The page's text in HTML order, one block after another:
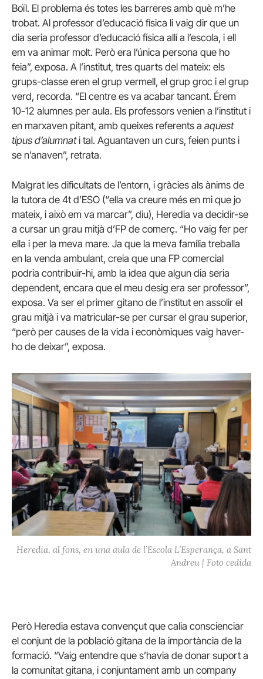
Boïl. El problema és totes les barreres amb què m’he
trobat. Al professor d’educació física li vaig dir que un
dia seria professor d’educació física allí a l’escola, i ell
em va animar molt. Però era l’única persona que ho
feia”, exposa. A l’institut, tres quarts del mateix: els
grups-classe eren el grup vermell, el grup groc i el grup
verd, recorda. “El centre es va acabar tancant. Érem
10-12 alumnes per aula. Els professors venien a l’institut i
en marxaven pitant, amb queixes referents a aquest
tipus d’alumnati tal. Aguantaven un curs, feien punts i
se n’anaven”, retrata.
Malgrat les dificultats de l’entorn, i gràcies als ànims de
la tutora de 4t d’ESO (“ella va creure més en mi que jo
mateix, i això em va marcar”, diu), Heredia va decidir-se
a cursar un grau mitjà d’FP de comerç. “Ho vaig fer per
ella i per la meva mare. Ja que la meva família treballa
en la venda ambulant, creia que una FP comercial
podria contribuir-hi, amb la idea que algun dia seria
dependent, encara que el meu desig era ser professor”,
exposa. Va ser el primer gitano de l’institut en assolir el
grau mitjà i va matricular-se per cursar el grau superior,
“però per causes de la vida i econòmiques vaig haver-
ho de deixar”, exposa.
Heredia, al fons, en una aula de l’Escola L’Esperança, a Sant
Andreu | Foto cedida
Però Heredia estava convençut que calia conscienciar
el conjunt de la població gitana de la importància de la
formació. “Vaig entendre que s’havia de donar suport a
la comunitat gitana, i conjuntament amb un company